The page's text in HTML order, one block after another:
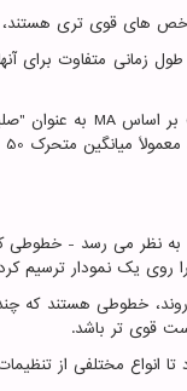
های قوی تری هستند،
طول زمانی متفاوت برای
بر اساسMA به عنوان
بالاتر از میانگین متحرک 200 روزه است.
می رسد - خطوطی که
یک نمودار ترسیم
خطوطی هستند که
قوی تر باشد.
انواع مختلفی از